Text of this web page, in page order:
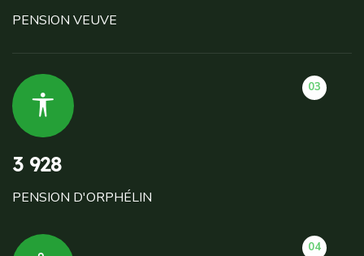
PENSION VEUVE
03
3 928
PENSION D'ORPHÉLIN
04